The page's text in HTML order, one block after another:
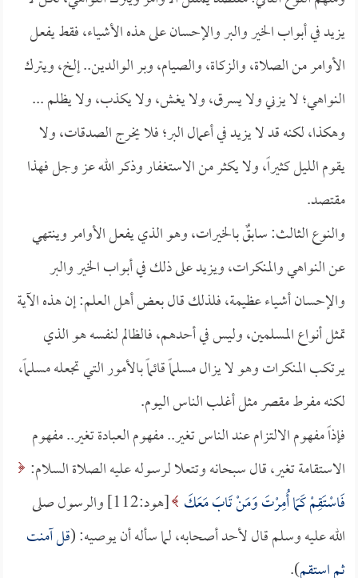
يزيد في أبواب الخير والبر والإحسان على هذه الأشياء، فقط يفعل
الأوامر من الصلاة، والزكاة، والصيام، وبر الوالدين.. إلخ، ويترك
النواهي؛ لا يزني ولا يسرق، ولا يغش، ولا يكذب، ولا يظلم ...
وهكذا، لكنه قد لا يزيد في أعمال البر؛ فلا يخرج الصدقات، ولا
يقوم الليل كثيراً، ولا يكثر من الاستغفار وذكر الله عز وجل فهذا
مقتصد.
والنوع الثالث: سابقٌ بالخيرات، وهو الذي يفعل الأوامر وينتهي
عن النواهي والمنكرات، ويزيد على ذلك في أبواب الخير والبر
والإحسان أشياء عظيمة، فلذلك قال بعض أهل العلم: إن هذه الآية
تمثل أنواع المسلمين، وليس في أحدهم، فالظالم لنفسه هو الذي
يرتكب المنكرات وهو لا يزال مسلماً قائماً بالأمور التي تجعله مسلماً،
لكنه مفرط مقصر مثل أغلب الناس اليوم.
فإذاً مفهوم الالتزام عند الناس تغير.. مفهوم العبادة تغير.. مفهوم
الاستقامة تغير، قال سبحانه وتتعلا لرسوله عليه الصلاة السلام:
فَاسْتَقِمْ كَمَا أُمِرْتَ وَمَنْ تَابَ مَعَكَ
[هود:112] والرسول صلى
الله عليه وسلم قال لأحد أصحابه، لما سأله أن يوصيه: (قل آمنت
ثم استقم).